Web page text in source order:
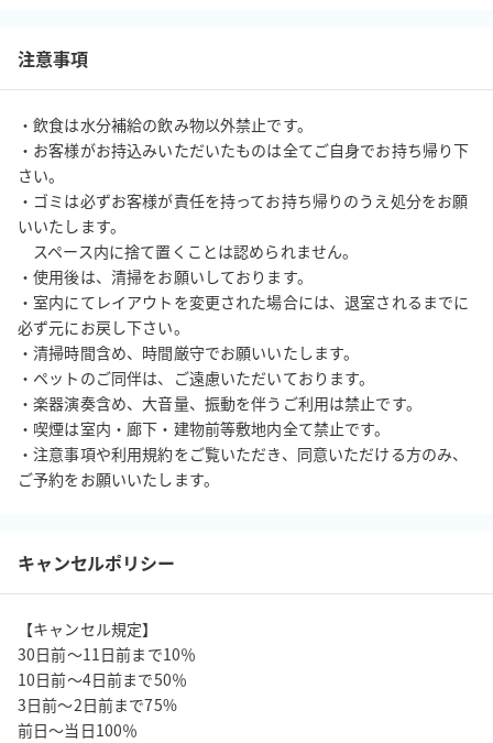
ピーコックストア（3分）
注意事項
・飲食は水分補給の飲み物以外禁止です。
・お客様がお持込みいただいたものは全てご自身でお持ち帰り下
さい。
・ゴミは必ずお客様が責任を持ってお持ち帰りのうえ処分をお願
いいたします。
スペース内に捨て置くことは認められません。
・使用後は、清掃をお願いしております。
・室内にてレイアウトを変更された場合には、退室されるまでに
必ず元にお戻し下さい。
・清掃時間含め、時間厳守でお願いいたします。
・ペットのご同伴は、ご遠慮いただいております。
・楽器演奏含め、大音量、振動を伴うご利用は禁止です。
・喫煙は室内・廊下・建物前等敷地内全て禁止です。
・注意事項や利用規約をご覧いただき、同意いただける方のみ、
ご予約をお願いいたします。
キャンセルポリシー
【キャンセル規定】
30日前〜11日前まで10％
10日前〜4日前まで50％
3日前〜2日前まで75%
前日〜当日100％